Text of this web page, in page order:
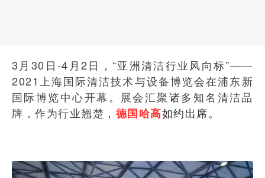
3月30日-4月2日，“亚洲清洁行业风向标”——
2021上海国际清洁技术与设备博览会在浦东新
国际博览中心开幕。展会汇聚诸多知名清洁品
牌，作为行业翘楚， 德国哈高如约出席。